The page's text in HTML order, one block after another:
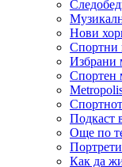
Нови
Спортни
Избрани
Спортен
Подкаст
Още по
Как да